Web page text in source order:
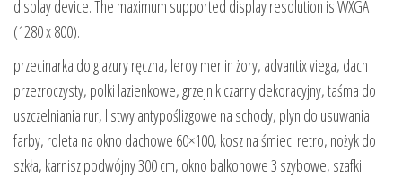
przecinarka do glazury ręczna, leroy merlin żory, advantix viega, dach
przezroczysty, polki lazienkowe, grzejnik czarny dekoracyjny, taśma do
uszczelniania rur, listwy antypoślizgowe na schody, plyn do usuwania
farby, roleta na okno dachowe 60×100, kosz na śmieci retro, nożyk do
szkła, karnisz podwójny 300 cm, okno balkonowe 3 szybowe, szafki